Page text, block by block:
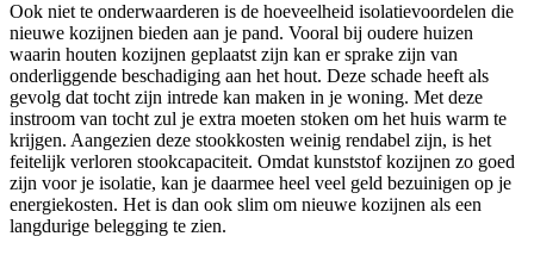
Ook niet te onderwaarderen is de hoeveelheid isolatievoordelen die
nieuwe kozijnen bieden aan je pand. Vooral bij oudere huizen
waarin houten kozijnen geplaatst zijn kan er sprake zijn van
onderliggende beschadiging aan het hout. Deze schade heeft als
gevolg dat tocht zijn intrede kan maken in je woning. Met deze
instroom van tocht zul je extra moeten stoken om het huis warm te
krijgen. Aangezien deze stookkosten weinig rendabel zijn, is het
feitelijk verloren stookcapaciteit. Omdat kunststof kozijnen zo goed
zijn voor je isolatie, kan je daarmee heel veel geld bezuinigen op je
energiekosten. Het is dan ook slim om nieuwe kozijnen als een
langdurige belegging te zien.